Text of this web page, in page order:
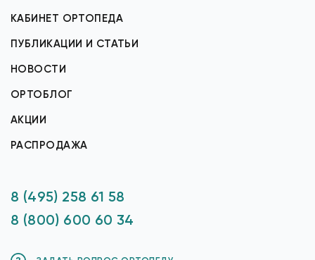
КАБИНЕТ ОРТОПЕДА
ПУБЛИКАЦИИ И СТАТЬИ
НОВОСТИ
ОРТОБЛОГ
АКЦИИ
РАСПРОДАЖА
8 (495) 258 61 58
8 (800) 600 60 34